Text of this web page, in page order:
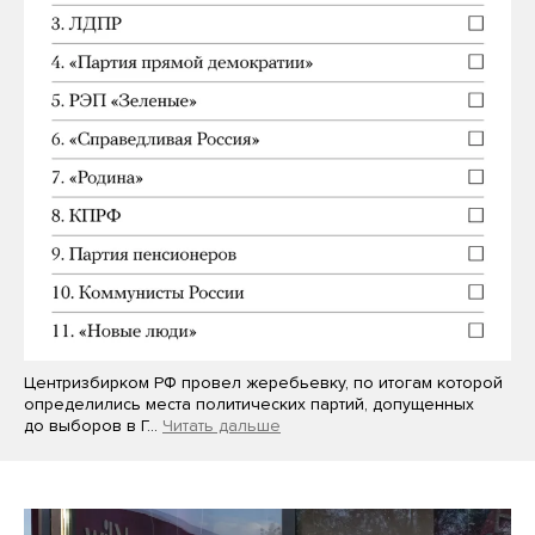
Центризбирком РФ провел жеребьевку, по итогам которой
определились места политических партий, допущенных
до выборов в Г… Читать дальше